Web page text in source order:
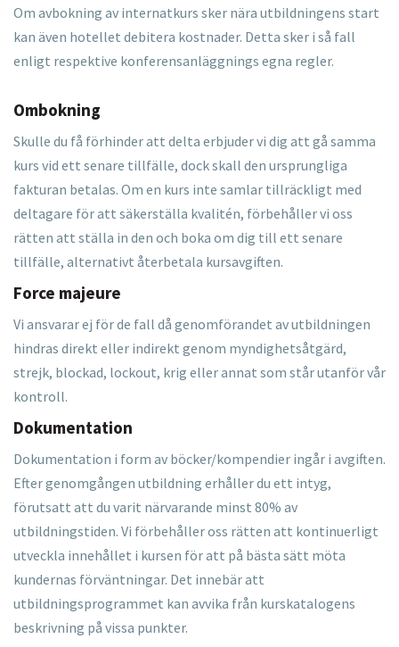
Om avbokning av internatkurs sker nära utbildningens start
kan även hotellet debitera kostnader. Detta sker i så fall
enligt respektive konferensanläggnings egna regler.
Ombokning
Skulle du få förhinder att delta erbjuder vi dig att gå samma
kurs vid ett senare tillfälle, dock skall den ursprungliga
fakturan betalas. Om en kurs inte samlar tillräckligt med
deltagare för att säkerställa kvalitén, förbehåller vi oss
rätten att ställa in den och boka om dig till ett senare
tillfälle, alternativt återbetala kursavgiften.
Force majeure
Vi ansvarar ej för de fall då genomförandet av utbildningen
hindras direkt eller indirekt genom myndighetsåtgärd,
strejk, blockad, lockout, krig eller annat som står utanför vår
kontroll.
Dokumentation
Dokumentation i form av böcker/kompendier ingår i avgiften.
Efter genomgången utbildning erhåller du ett intyg,
förutsatt att du varit närvarande minst 80% av
utbildningstiden. Vi förbehåller oss rätten att kontinuerligt
utveckla innehållet i kursen för att på bästa sätt möta
kundernas förväntningar. Det innebär att
utbildningsprogrammet kan avvika från kurskatalogens
beskrivning på vissa punkter.